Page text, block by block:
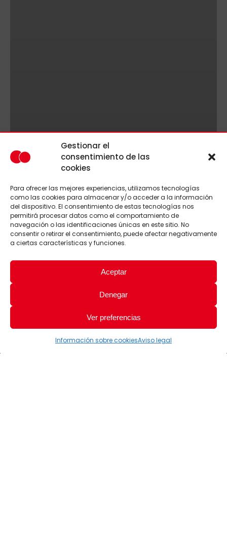
Gestionar el
consentimiento de las
cookies
Para ofrecer las mejores experiencias, utilizamos tecnologías
como las cookies para almacenar y/o acceder a la información
del dispositivo. El consentimiento de estas tecnologías nos
permitirá procesar datos como el comportamiento de
navegación o las identificaciones únicas en este sitio. No
consentir o retirar el consentimiento, puede afectar negativamente
a ciertas características y funciones.
Aceptar
Denegar
Ver preferencias
Información sobre cookiesAviso legal